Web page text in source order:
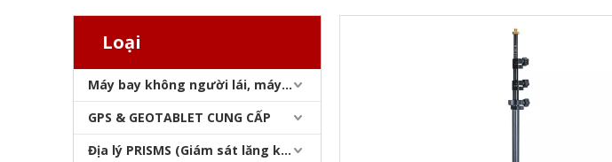
Loại
Máy bay không người lái, máy quét laser, máy theo dõi laser & slam
GPS & GEOTABLET CUNG CẤP
Địa lý PRISMS (Giám sát lăng kính)
Cột robot Al & Carbon (2.6m,PinLoc)